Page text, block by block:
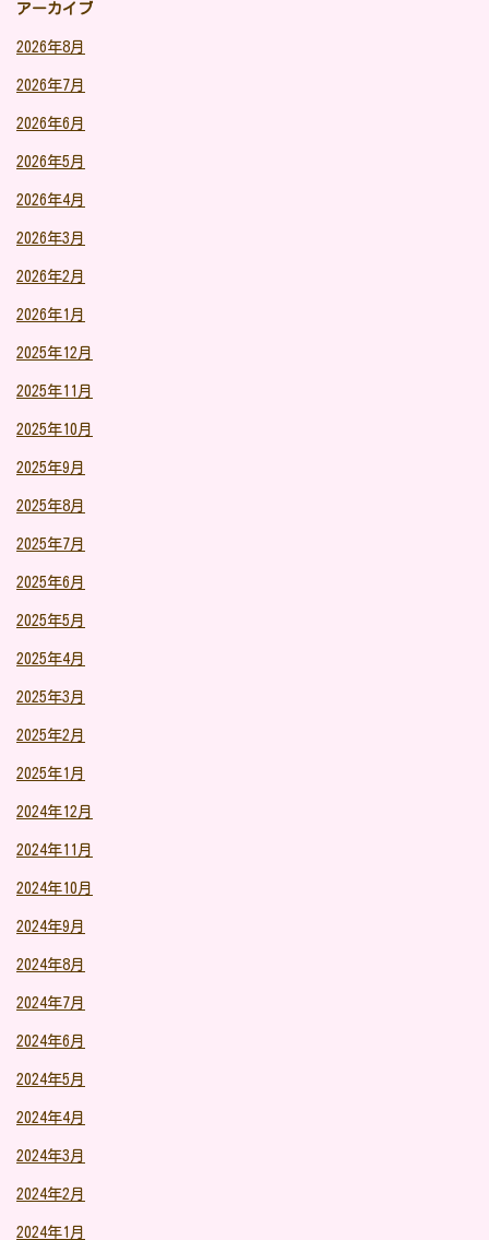
アーカイブ
2026年8月
2026年7月
2026年6月
2026年5月
2026年4月
2026年3月
2026年2月
2026年1月
2025年12月
2025年11月
2025年10月
2025年9月
2025年8月
2025年7月
2025年6月
2025年5月
2025年4月
2025年3月
2025年2月
2025年1月
2024年12月
2024年11月
2024年10月
2024年9月
2024年8月
2024年7月
2024年6月
2024年5月
2024年4月
2024年3月
2024年2月
2024年1月